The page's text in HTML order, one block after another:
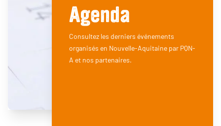
Agenda
Consultez les derniers événements
organisés en Nouvelle-Aquitaine par PQN-
A et nos partenaires.